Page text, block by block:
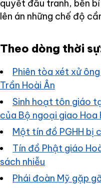
quyết đấu tranh, bền
lên án những chế độ
Theo dòng thời
Phiên tòa xét xử
Trần Hoài Ân
Sinh hoạt tôn giáo
của Bộ ngoại giao Hoa
Một tín đồ PGHH bị
Tín đồ Phật giáo
sách nhiễu
Phái đoàn Mỹ gặp